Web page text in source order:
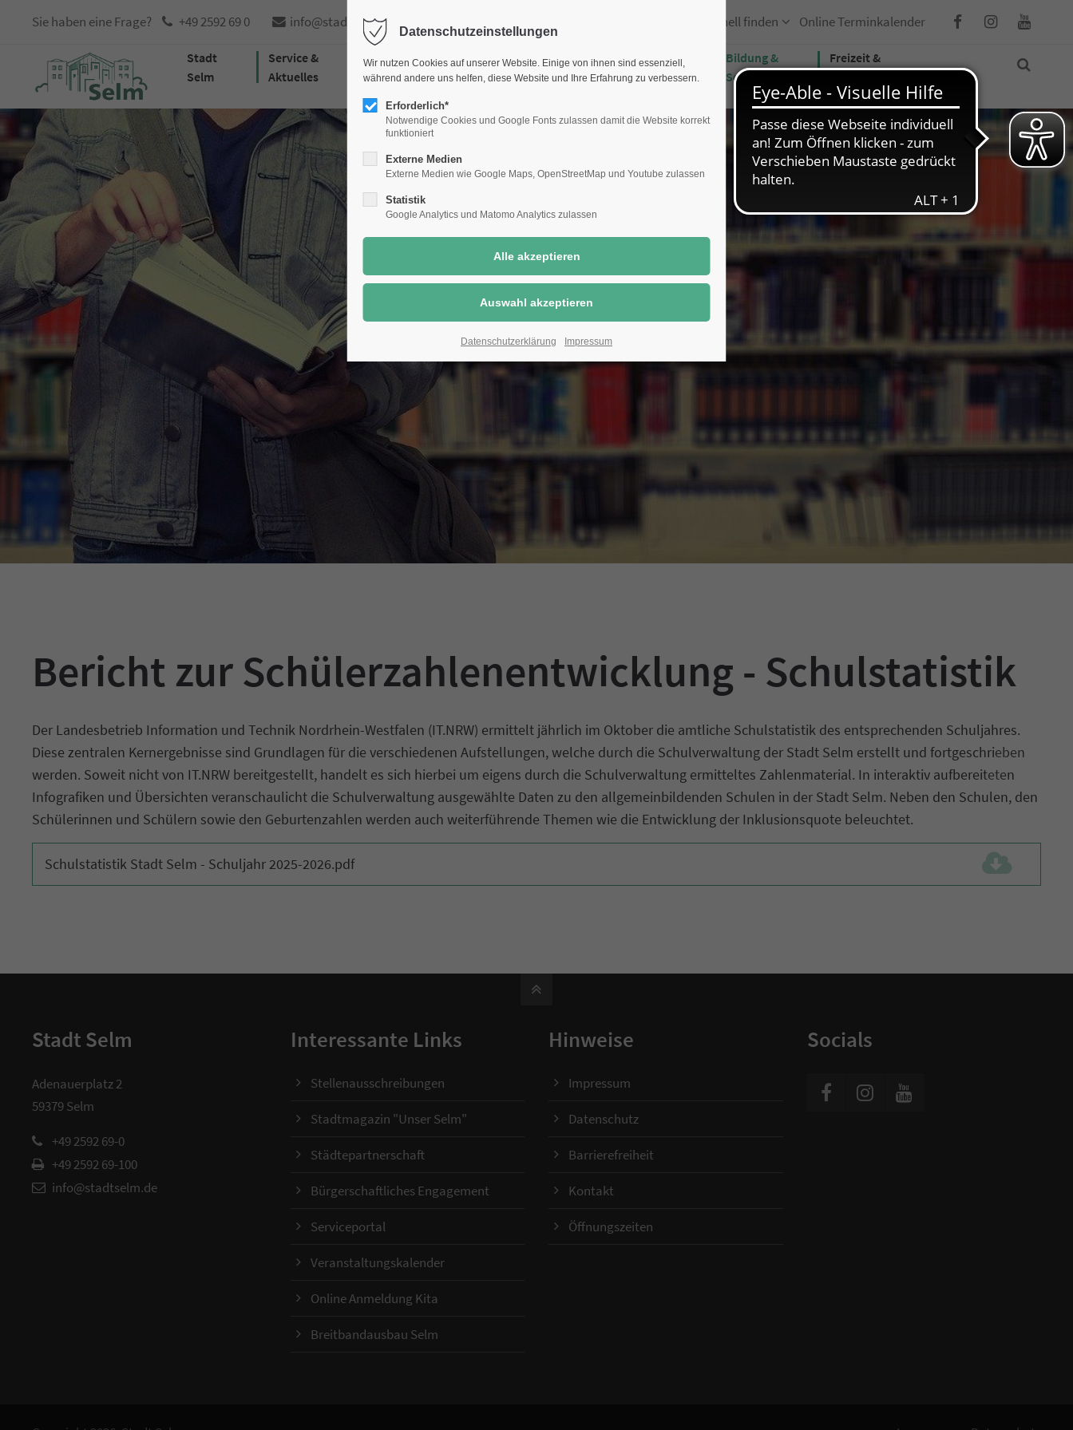
Sie haben eine Frage? +49 2592 69 0 info@stadtselm.de Schnell finden Online Terminkalender
Stadt
Selm
Service &
Aktuelles
Rathaus &
Bürgerthemen
Bauen &
Wirtschaft
Umwelt &
Klimaschutz
Bildung &
Soziales
Freizeit &
Bericht zur Schülerzahlenentwicklung - Schulstatistik
Der Landesbetrieb Information und Technik Nordrhein-Westfalen (IT.NRW) ermittelt jährlich im Oktober die amtliche Schulstatistik des entsprechenden Schuljahres.
Diese zentralen Kernergebnisse sind Grundlagen für die verschiedenen Aufstellungen, welche durch die Schulverwaltung der Stadt Selm erstellt und fortgeschrieben
werden. Soweit nicht von IT.NRW bereitgestellt, handelt es sich hierbei um eigens durch die Schulverwaltung ermitteltes Zahlenmaterial. In interaktiv aufbereiteten
Infografiken und Übersichten veranschaulicht die Schulverwaltung ausgewählte Daten zu den allgemeinbildenden Schulen in der Stadt Selm. Neben den Schulen, den
Schülerinnen und Schülern sowie den Geburtenzahlen werden auch weiterführende Themen wie die Entwicklung der Inklusionsquote beleuchtet.
Schulstatistik Stadt Selm - Schuljahr 2025-2026.pdf
Stadt Selm
Adenauerplatz 2
59379 Selm
+49 2592 69-0
+49 2592 69-100
info@stadtselm.de
Interessante Links
Stellenausschreibungen
Stadtmagazin "Unser Selm"
Städtepartnerschaft
Bürgerschaftliches Engagement
Serviceportal
Veranstaltungskalender
Online Anmeldung Kita
Breitbandausbau Selm
Hinweise
Impressum
Datenschutz
Barrierefreiheit
Kontakt
Öffnungszeiten
Socials
Datenschutzeinstellungen
Wir nutzen Cookies auf unserer Website. Einige von ihnen sind essenziell,
während andere uns helfen, diese Website und Ihre Erfahrung zu verbessern.
Erforderlich*
Notwendige Cookies und Google Fonts zulassen damit die Website korrekt
funktioniert
Externe Medien
Externe Medien wie Google Maps, OpenStreetMap und Youtube zulassen
Statistik
Google Analytics und Matomo Analytics zulassen
Datenschutzerklärung Impressum